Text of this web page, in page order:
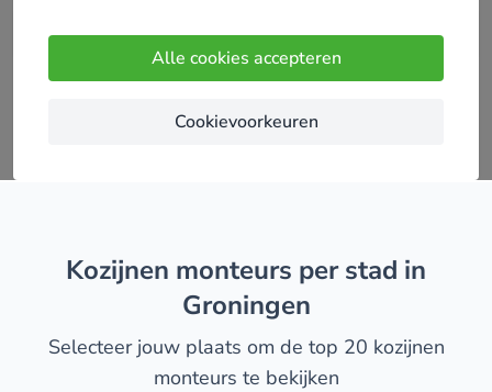
Alle cookies accepteren
Cookievoorkeuren
Vergelijk offertes
kozijnen monteurs per stad in
Groningen
Selecteer jouw plaats om de top 20 kozijnen
monteurs te bekijken